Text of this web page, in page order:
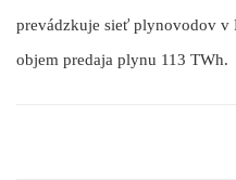
prevádzkuje sieť plynovodov v
objem predaja plynu 113 TWh.